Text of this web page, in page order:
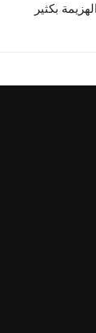
بکثير